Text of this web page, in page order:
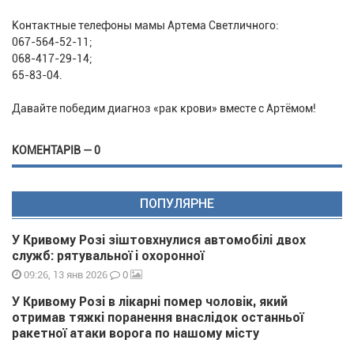
Контактные телефоны мамы Артема Светличного:
067-564-52-11;
068-417-29-14;
65-83-04.
Давайте победим диагноз «рак крови» вместе с Артёмом!
КОМЕНТАРІВ — 0
ПОПУЛЯРНЕ
У Кривому Розі зіштовхнулися автомобілі двох
служб: рятувальної і охоронної
09:26, 13 янв 2026 0
У Кривому Розі в лікарні помер чоловік, який
отримав тяжкі поранення внаслідок останньої
ракетної атаки ворога по нашому місту